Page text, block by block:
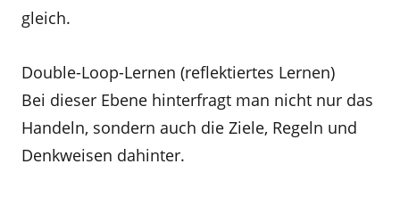
gleich.
Double-Loop-Lernen (reflektiertes Lernen)
Bei dieser Ebene hinterfragt man nicht nur das
Handeln, sondern auch die Ziele, Regeln und
Denkweisen dahinter.